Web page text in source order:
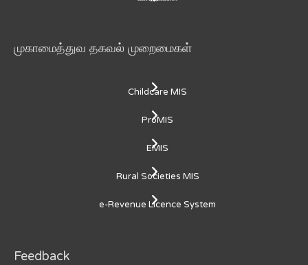
முகாமைத்துவ தகவல் முறைமைகள்
Childcare MIS
ProMIS
EMIS
Rural Societies MIS
e-Revenue Licence System
Feedback